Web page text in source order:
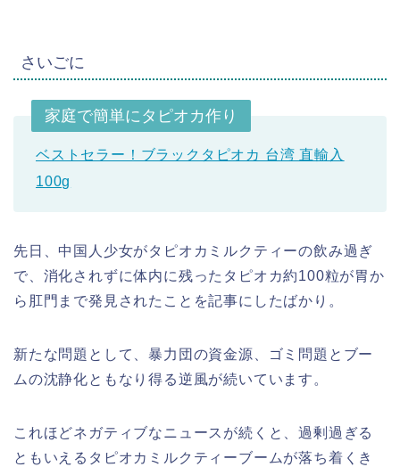
さいごに
家庭で簡単にタピオカ作り
ベストセラー！ブラックタピオカ 台湾 直輸入
100g
先日、中国人少女がタピオカミルクティーの飲み過ぎ
で、消化されずに体内に残ったタピオカ約100粒が胃か
ら肛門まで発見されたことを記事にしたばかり。
新たな問題として、暴力団の資金源、ゴミ問題とブー
ムの沈静化ともなり得る逆風が続いています。
これほどネガティブなニュースが続くと、過剰過ぎる
ともいえるタピオカミルクティーブームが落ち着くき